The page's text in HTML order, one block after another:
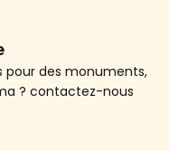
pour des monuments,
? contactez-nous